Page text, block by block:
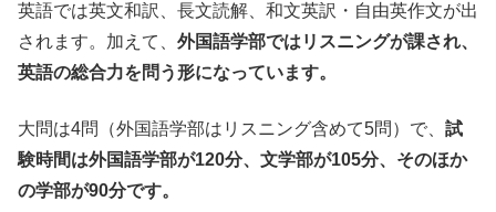
英語では英文和訳、長文読解、和文英訳・自由英作文が出
されます。加えて、 外国語学部ではリスニングが課され、
英語の総合力を問う形になっています。
大問は4問（外国語学部はリスニング含めて5問）で、 試
験時間は外国語学部が120分、文学部が105分、そのほか
の学部が90分です。